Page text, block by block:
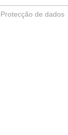
Protecção de dados